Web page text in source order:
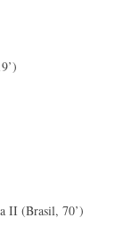
II (Brasil, 70’)